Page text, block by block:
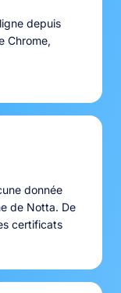
depuis
Chrome,
donnée
de Notta. De
certificats